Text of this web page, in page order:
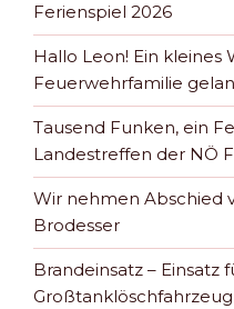
Ferienspiel 2026
Hallo Leon! Ein kleines
Feuerwehrfamilie
Tausend Funken, ein
Landestreffen der NÖ
Wir nehmen Abschied
Brodesser
Brandeinsatz – Einsatz